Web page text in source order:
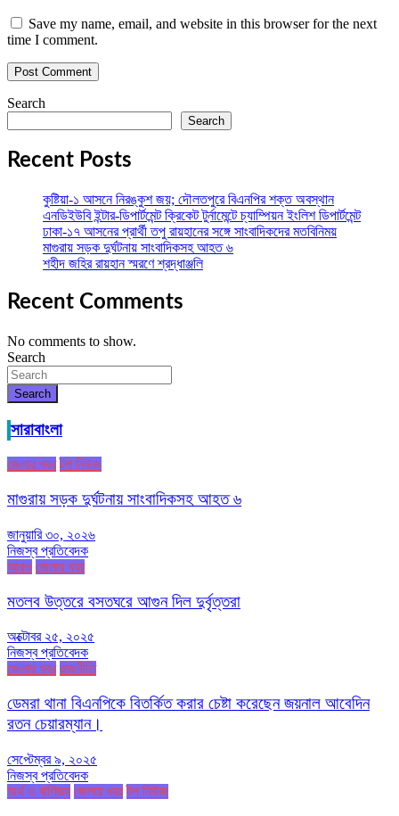
Save my name, email, and website in this browser for the next
time I comment.
Search
Search
Recent Posts
কুষ্টিয়া-১ আসনে নিরঙ্কুশ জয়; দৌলতপুরে বিএনপির শক্ত অবস্থান
এনডিইউবি ইন্টার-ডিপার্টমেন্ট ক্রিকেট টুর্নামেন্টে চ্যাম্পিয়ন ইংলিশ ডিপার্টমেন্ট
ঢাকা-১৭ আসনের প্রার্থী তপু রায়হানের সঙ্গে সাংবাদিকদের মতবিনিময়
মাগুরায় সড়ক দুর্ঘটনায় সাংবাদিকসহ আহত ৬
শহীদ জহির রায়হান স্মরণে শ্রদ্ধাঞ্জলি
Recent Comments
No comments to show.
Search
Search
সারাবাংলা
জেলার খবর টপ নিউজ
মাগুরায় সড়ক দুর্ঘটনায় সাংবাদিকসহ আহত ৬
জানুয়ারি ৩০, ২০২৬
নিজস্ব প্রতিবেদক
আরও জেলার খবর
মতলব উত্তরে বসতঘরে আগুন দিল দুর্বৃত্তরা
অক্টোবর ২৫, ২০২৫
নিজস্ব প্রতিবেদক
জেলার খবর রাজনীতি
ডেমরা থানা বিএনপিকে বিতর্কিত করার চেষ্টা করেছেন জয়নাল আবেদিন
রতন চেয়ারম্যান।
সেপ্টেম্বর ৯, ২০২৫
নিজস্ব প্রতিবেদক
অর্থ ও বাণিজ্য জেলার খবর টপ নিউজ